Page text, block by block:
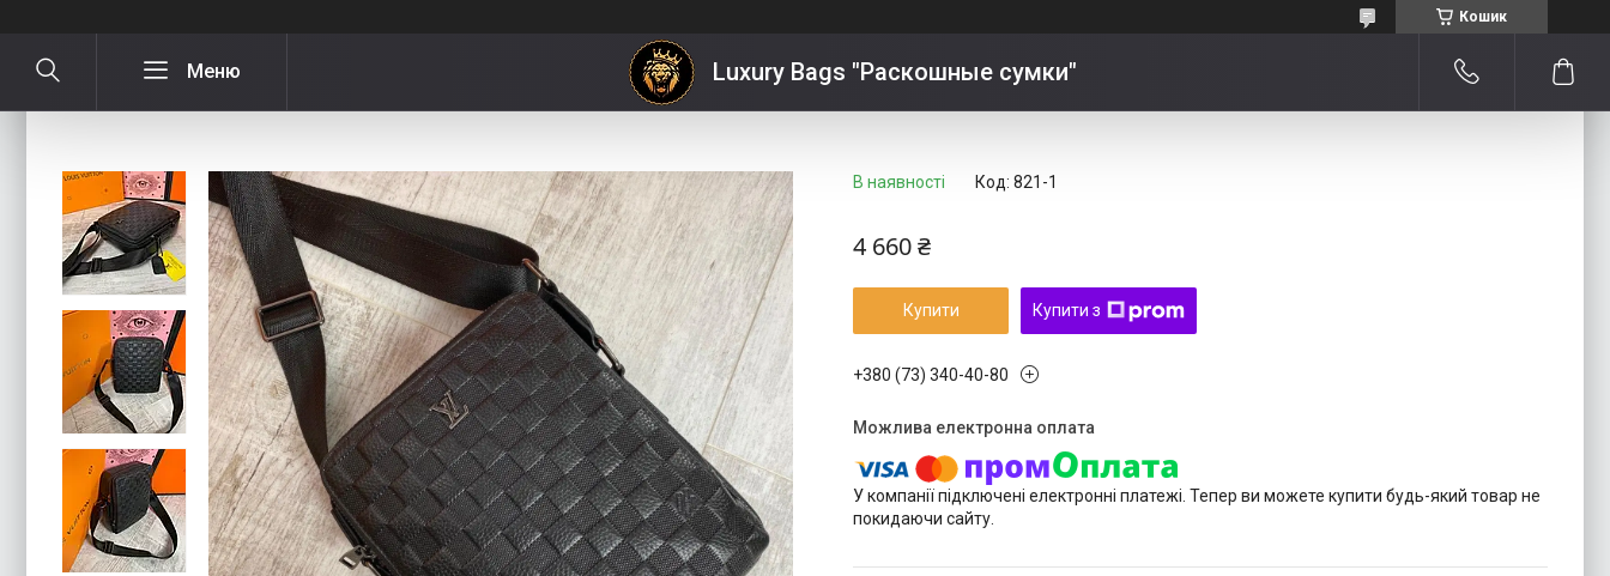
Кошик
Luxury Bags "Раскошные сумки"
Чоловіча шкіряна сумка через плече Louis Vuitton
В наявності Код: 821-1
4 660 ₴
Купити Купити з
+380 (73) 340-40-80
У компанії підключені електронні платежі. Тепер ви можете купити будь-який товар не
покидаючи сайту.